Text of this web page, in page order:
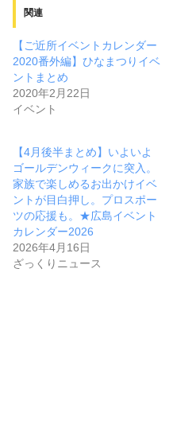
関連
【ご近所イベントカレンダー
2020番外編】ひなまつりイベ
ントまとめ
2020年2月22日
イベント
【4月後半まとめ】いよいよ
ゴールデンウィークに突入。
家族で楽しめるお出かけイベ
ントが目白押し。プロスポー
ツの応援も。★広島イベント
カレンダー2026
2026年4月16日
ざっくりニュース